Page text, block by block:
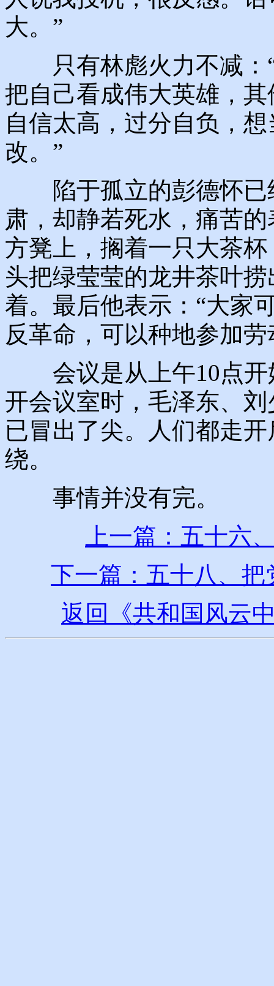
大。”
只有林彪火力不减：“
把自己看成伟大英雄，
自信太高，过分自负，
改。”
陷于孤立的彭德怀已
肃，却静若死水，痛苦
方凳上，搁着一只大茶
头把绿莹莹的龙井茶叶
着。最后他表示：“大家
反革命，可以种地参加劳
会议是从上午10点开
开会议室时，毛泽东、
已冒出了尖。人们都走
绕。
事情并没有完。
上一篇：五十六
下一篇：五十八、把
返回《共和国风云